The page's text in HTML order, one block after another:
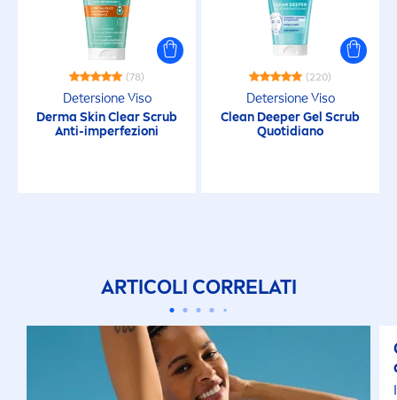
(78)
Detersione Viso
Derma SkinClear Scrub
Anti-imperfezioni
(220)
Detersione Viso
Clean Deeper Gel Scrub
Quotidiano
ARTICOLI CORRELATI